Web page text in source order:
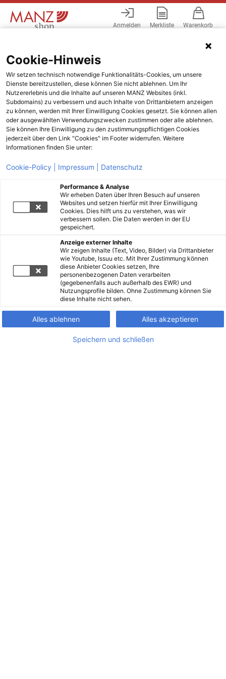
Anmelden Merkliste Warenkorb
Cookie-Hinweis
Wir setzen technisch notwendige Funktionalitäts-Cookies, um unsere
Dienste bereitzustellen, diese können Sie nicht ablehnen. Um Ihr
Nutzererlebnis und die Inhalte auf unseren MANZ Websites (inkl.
Subdomains) zu verbessern und auch Inhalte von Drittanbietern anzeigen
zu können, werden mit Ihrer Einwilligung Cookies gesetzt. Sie können allen
oder ausgewählten Verwendungszwecken zustimmen oder alle ablehnen.
Sie können Ihre Einwilligung zu den zustimmungspflichtigen Cookies
jederzeit über den Link "Cookies" im Footer widerrufen. Weitere
Informationen finden Sie unter:
Cookie-Policy | Impressum | Datenschutz
Performance & Analyse
Wir erheben Daten über Ihren Besuch auf unseren
Websites und setzen hierfür mit Ihrer Einwilligung
Cookies. Dies hilft uns zu verstehen, was wir
verbessern sollen. Die Daten werden in der EU
gespeichert.
Anzeige externer Inhalte
Wir zeigen Inhalte (Text, Video, Bilder) via Drittanbieter
wie Youtube, Issuu etc. Mit Ihrer Zustimmung können
diese Anbieter Cookies setzen, Ihre
personenbezogenen Daten verarbeiten
(gegebenenfalls auch außerhalb des EWR) und
Nutzungsprofile bilden. Ohne Zustimmung können Sie
diese Inhalte nicht sehen.
Alles ablehnen Alles akzeptieren
Speichern und schließen